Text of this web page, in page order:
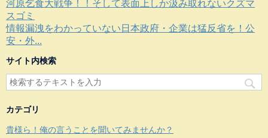
河原乞食大戦争！！そして表面上しか汲み取れないクズマ
スゴミ
情報漏洩をわかっていない日本政府・企業は猛反省を！公
安・外...
サイト内検索
カテゴリ
貴様ら！俺の言うことを聞いてみませんか？